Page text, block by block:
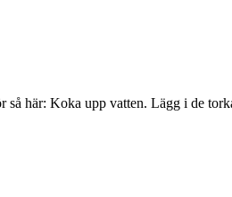
här: Koka upp vatten. Lägg i de